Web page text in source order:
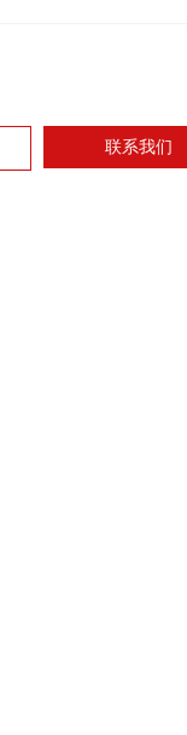
联系我们